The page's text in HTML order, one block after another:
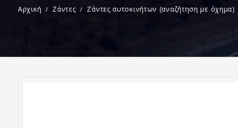
Αρχική Ζάντες Ζάντες αυτοκινήτων (αναζήτηση με όχημα)